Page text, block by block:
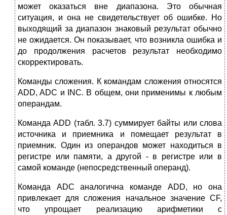
может оказаться вне диапазона. Это обычная
ситуация, и она не свидетельствует об ошибке. Но
выходящий за диапазон знаковый результат обычно
не ожидается. Он показывает, что возникла ошибка и
до продолжения расчетов результат необходимо
скоррек­тировать.
Команды сложения. К командам сложения относятся
ADD, ADC и INC. В общем, они применимы к любым
операндам.
Команда ADD (табл. 3.7) суммирует байты или слова
источника и приемника и помещает результат в
приемник. Один из операндов может находиться в
регистре или памяти, а другой - в регистре или в
самой команде (непосредственный операнд).
Команда ADC аналогична команде ADD, но она
привлекает для сложе­ния начальное значение CF,
что упрощает реализацию арифметики с